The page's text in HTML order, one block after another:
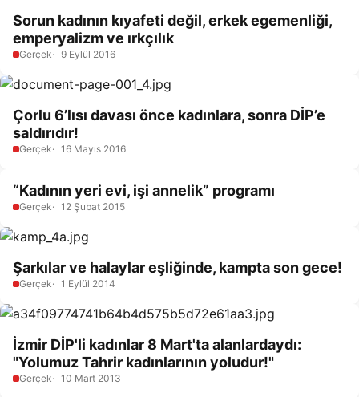
Sorun kadının kıyafeti değil, erkek egemenliği,
emperyalizm ve ırkçılık
Gerçek 9 Eylül 2016
Çorlu 6’lısı davası önce kadınlara, sonra DİP’e
saldırıdır!
Gerçek 16 Mayıs 2016
“Kadının yeri evi, işi annelik” programı
Gerçek 12 Şubat 2015
Şarkılar ve halaylar eşliğinde, kampta son gece!
Gerçek 1 Eylül 2014
İzmir DİP'li kadınlar 8 Mart'ta alanlardaydı:
"Yolumuz Tahrir kadınlarının yoludur!"
Gerçek 10 Mart 2013